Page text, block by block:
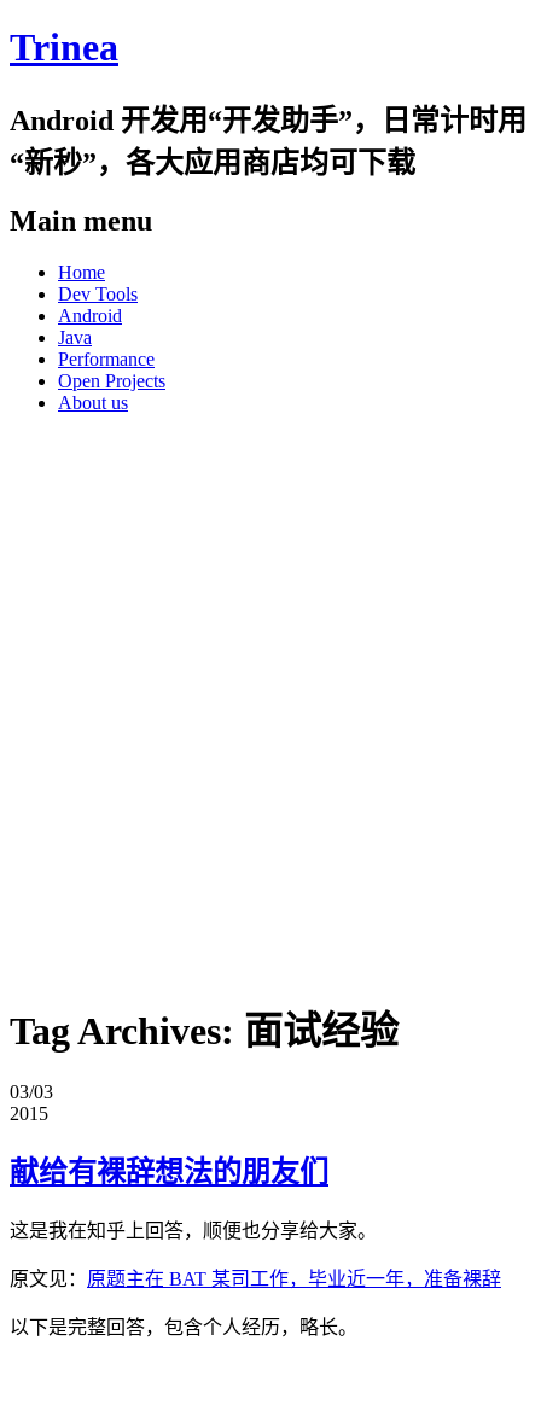
Trinea
Android 开发用“开发助手”，日常计时用
“新秒”，各大应用商店均可下载
Main menu
Skip
content
Home
Dev Tools
Android
Java
Performance
Open Projects
About us
Tag Archives: 面试经验
03/03
2015
献给有裸辞想法的朋友们
这是我在知乎上回答，顺便也分享给大家。
原文见： 原题主在 BAT 某司工作，毕业近一年，准备裸辞
以下是完整回答，包含个人经历，略长。